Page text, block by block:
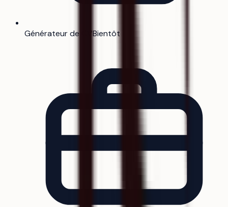
Générateur de CVBientôt